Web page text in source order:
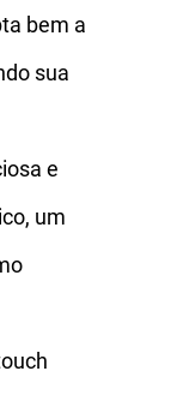
bem a
sua
e
um